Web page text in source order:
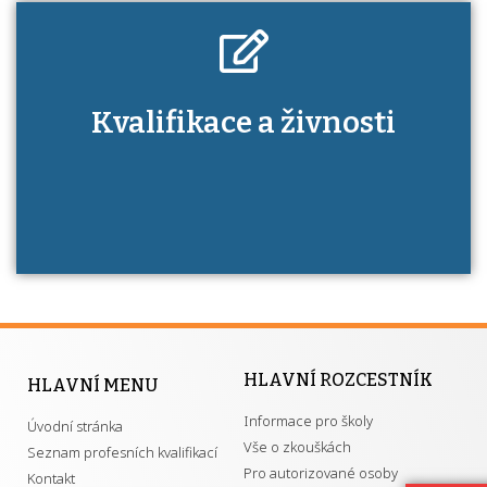
Kdo je to autorizovaná osoba a jaké výhody
má získání autorizace?
Kvalifikace a živnosti
HLAVNÍ MENU
Úvodní stránka
Seznam profesních kvalifikací
Kontakt
HLAVNÍ ROZCESTNÍK
Informace pro školy
Vše o zkouškách
Pro autorizované osoby